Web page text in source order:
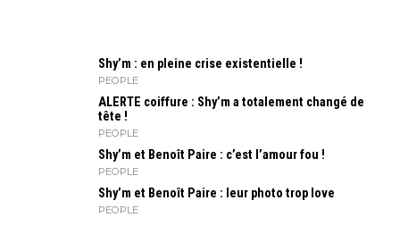
Shy’m : en pleine crise existentielle !
PEOPLE
ALERTE coiffure : Shy’m a totalement changé de
tête !
PEOPLE
Shy’m et Benoît Paire : c’est l’amour fou !
PEOPLE
Shy’m et Benoît Paire : leur photo trop love
PEOPLE